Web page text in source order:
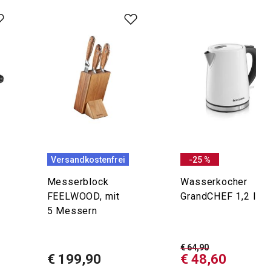
Versandkostenfrei
Messerblock
FEELWOOD, mit
5 Messern
€ 199,90
-25 %
Wasserkocher
GrandCHEF 1,2 l
€ 64,90
€ 48,60